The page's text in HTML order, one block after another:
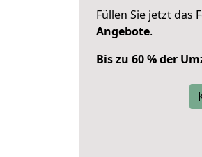
Füllen Sie jetzt das
Angebote.
Bis zu 60 % der